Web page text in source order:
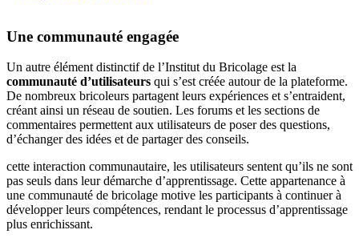
Une communauté engagée
Un autre élément distinctif de l’Institut du Bricolage est la
communauté d’utilisateurs qui s’est créée autour de la plateforme.
De nombreux bricoleurs partagent leurs expériences et s’entraident,
créant ainsi un réseau de soutien. Les forums et les sections de
commentaires permettent aux utilisateurs de poser des questions,
d’échanger des idées et de partager des conseils.
cette interaction communautaire, les utilisateurs sentent qu’ils ne sont
pas seuls dans leur démarche d’apprentissage. Cette appartenance à
une communauté de bricolage motive les participants à continuer à
développer leurs compétences, rendant le processus d’apprentissage
plus enrichissant.